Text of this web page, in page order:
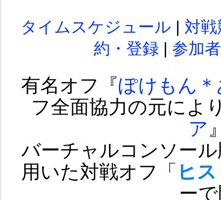
タイムスケジュール
対
約・登録
参加
有名オフ『ぽけもん
フ全面協力の元によ
ア
バーチャルコンソー
用いた対戦オフ「 ヒ
ー